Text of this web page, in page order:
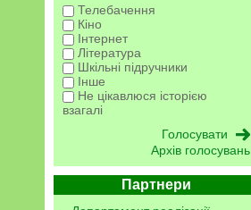
Телебачення
Кіно
Інтернет
Література
Шкільні підручники
Інше
Не цікавлюся історією
взагалі
Архів голосувань
Партнери